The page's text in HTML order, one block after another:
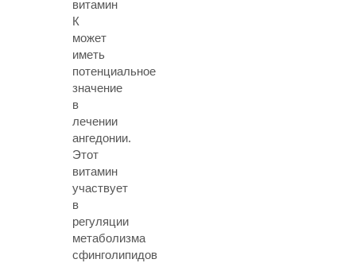
витамин
К
может
иметь
потенциальное
значение
в
лечении
ангедонии.
Этот
витамин
участвует
в
регуляции
метаболизма
сфинголипидов